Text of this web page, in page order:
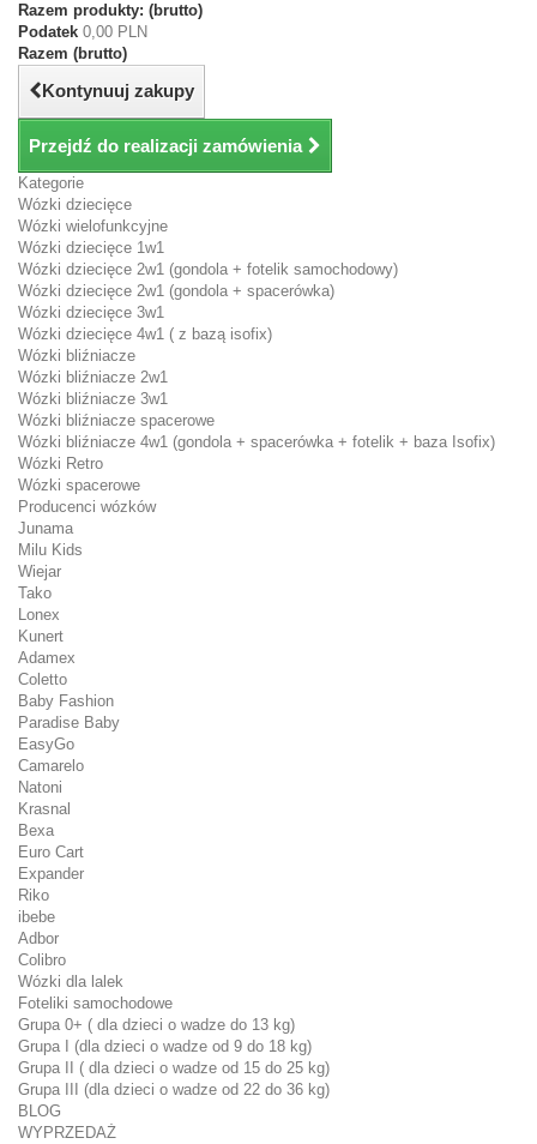
Razem produkty: (brutto)
Podatek 0,00 PLN
Razem (brutto)
Kontynuuj zakupy
Przejdź do realizacji zamówienia
Kategorie
Wózki dziecięce
Wózki wielofunkcyjne
Wózki dziecięce 1w1
Wózki dziecięce 2w1 (gondola + fotelik samochodowy)
Wózki dziecięce 2w1 (gondola + spacerówka)
Wózki dziecięce 3w1
Wózki dziecięce 4w1 ( z bazą isofix)
Wózki bliźniacze
Wózki bliźniacze 2w1
Wózki bliźniacze 3w1
Wózki bliźniacze spacerowe
Wózki bliźniacze 4w1 (gondola + spacerówka + fotelik + baza Isofix)
Wózki Retro
Wózki spacerowe
Producenci wózków
Junama
Milu Kids
Wiejar
Tako
Lonex
Kunert
Adamex
Coletto
Baby Fashion
Paradise Baby
EasyGo
Camarelo
Natoni
Krasnal
Bexa
Euro Cart
Expander
Riko
ibebe
Adbor
Colibro
Wózki dla lalek
Foteliki samochodowe
Grupa 0+ ( dla dzieci o wadze do 13 kg)
Grupa I (dla dzieci o wadze od 9 do 18 kg)
Grupa II ( dla dzieci o wadze od 15 do 25 kg)
Grupa III (dla dzieci o wadze od 22 do 36 kg)
BLOG
WYPRZEDAŻ